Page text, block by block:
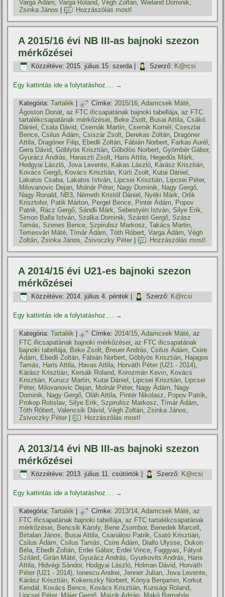
Varga Ádám,Varga Roland,Végh Zoltán,Wieland Dominik,
Zsinka János
Hozzászólás most!
A 2015/16 évi NB III-as bajnoki szezon
mérkőzései
Közzétéve: 2015. július 15. szerda| Szerző: K@rcsi
Egy kattintás ide a folytatáshoz.... →
Kategória: Tartalék | Címke: 2015/16,Adamcsek Máté,
Ágoston Donát,az FTC ificsapatának bajnoki tabellája,az FTC
tartalékcsapatának mérkőzései, Beke Zsolt, Busai Attila,Csákó
Dániel ,Csala Dávid,Csernák Martin,Csernik Kornél ,Cseszlai
Bence,Csilus Ádám,Csiszár Zsolt, Derekas Zoltán, Dragóner
Attila, Dragóner Filip, Ebedli Zoltán, Fábián Norbert, Farkas Aurél ,
Gera Dávid,Göblyös Krisztián,Gőbölös Norbert,Gyömbér Gábor,
Gyurácz András, Haraszti Zsolt, Haris Attila, Hegedűs Márk,
Hodgyai László,Jova Levente, Kakas László, Kárász Krisztián,
Kovács Gergő, Kovács Krisztián, Kürti Zsolt, Kutai Dániel ,
Lakatos Csaba, Lakatos István, Lipcsei Krisztián, Lipcsei Péter,
Milovanovic Dejan, Molnár Péter, Nagy Dominik, Nagy Gergő,
Nagy Ronald, NB3, Németh Kristóf Dániel , Nyéki Márk,Orlik
Krisztofer, Patik Márton, Pergel Bence, Pintér Ádám, Popov
Patrik, Rácz Gergő,Sándli Márk,Sebestyén István,Silye Erik,
Simon Balla István,Szalka Dominik,Szántó Gergő,Szász
Tamás,Szenes Bence,Szpirulisz Markosz,Takács Martin,
Temesvári Máté,Tí­már Ádám,Tóth Róbert,Varga Ádám,Végh
Zoltán,Zsinka János,Zsivoczky Péter Hozzászólás most!
A 2014/15 évi U21-es bajnoki szezon
mérkőzései
Közzétéve: 2014. július 4. péntek Szerző: K@rcsi
Egy kattintás ide a folytatáshoz.... →
Kategória: Tartalék | Címke: 2014/15,Adamcsek Máté,az
FTC ificsapatának bajnoki mérkőzései,az FTC ificsapatának
bajnoki tabellája, Beke Zsolt, Breuer András,Csilus Ádám,Csire
Ádám, Ebedli Zoltán, Fábián Norbert,Göblyös Krisztián, Hajagos
Tamás, Haris Attila, Havas Attila, Horváth Péter (U21 - 2014),
Kárász Krisztián, Kersák Roland, Korozmán Kevin, Kovács
Krisztián, Kurucz Martin, Kutai Dániel , Lipcsei Krisztián, Lipcsei
Péter, Milovanovic Dejan, Molnár Péter, Nagy Ádám, Nagy
Dominik, Nagy Gergő,Oláh Attila, Pintér Nikolasz, Popov Patrik,
Prokop Rotislav,Silye Erik,Szpirulisz Markosz,Tí­már Ádám,
Tóth Róbert,Valencsik Dávid,Végh Zoltán,Zsinka János,
Zsivoczky Péter
Hozzászólás most!
A 2013/14 évi NB III-as bajnoki szezon
mérkőzései
Közzétéve: 2013. július 11. csütörtök Szerző: K@rcsi
Egy kattintás ide a folytatáshoz.... →
Kategória: Tartalék | Címke: 2013/14,Adamcsek Máté,az
FTC ificsapatának bajnoki tabellája,az FTC tartalékcsapatának
mérkőzései, Bencsik Károly, Bene Zsombor, Benedek Marcell ,
Birtalan János, Busai Attila,Csanálosi Patrik,Csató Krisztián,
Csilus Ádám,Csilus Tamás,Csire Ádám, Diallo Ulysse, Dukon
Béla, Ebedli Zoltán, Erdei Gábor, Erdei Vince, Faggyas, Fátyol
Szilárd,Girán Máté,Gyurácz András,Gyurkovits András, Haris
Attila, Hidvégi Sándor, Hodgyai László, Holman Dávid, Horváth
Péter (U21 - 2014), Ionescu Andrei,Jenner Julian,Jova Levente,
Kárász Krisztián, Kokenszky Norbert, Kónya Benjamin, Korkut
Kendál , Kovács Bence, Kovács Krisztián, Kunsági Roland,
Lipcsei Péter, Májer Gergő Majzik Adrián Makó Barnabás